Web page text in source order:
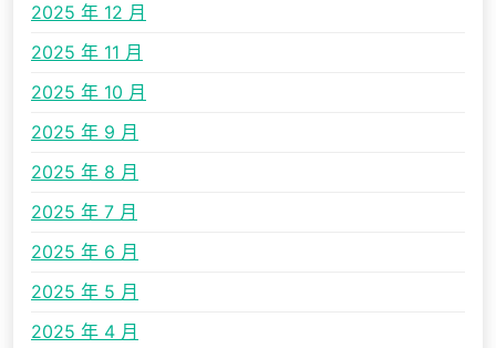
2025 年 12 月
2025 年 11 月
2025 年 10 月
2025 年 9 月
2025 年 8 月
2025 年 7 月
2025 年 6 月
2025 年 5 月
2025 年 4 月